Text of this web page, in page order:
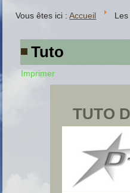
Vous êtes ici :Accueil
Tuto
Imprimer
TUTO